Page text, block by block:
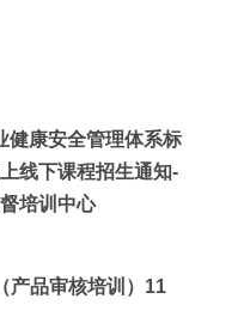
健康安全管理体系标
线下课程招生通知-
培训中心
产品审核培训）11